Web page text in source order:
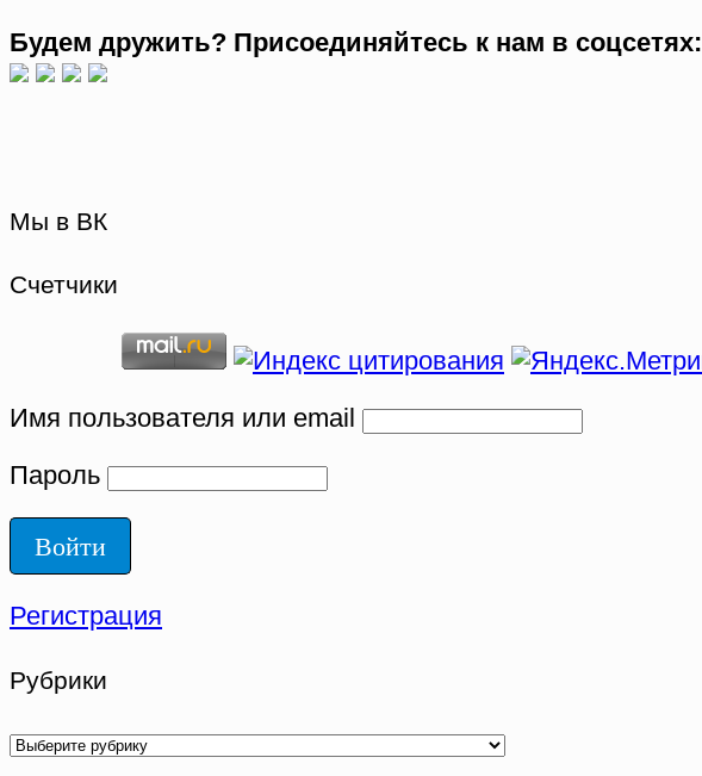
Будем дружить? Присоединяйтесь к нам в соцсетях:
Мы в ВК
Счетчики
Имя пользователя или email
Пароль
Регистрация
Рубрики
Рубрики